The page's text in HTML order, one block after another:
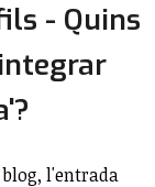
- Quins
l'entrada